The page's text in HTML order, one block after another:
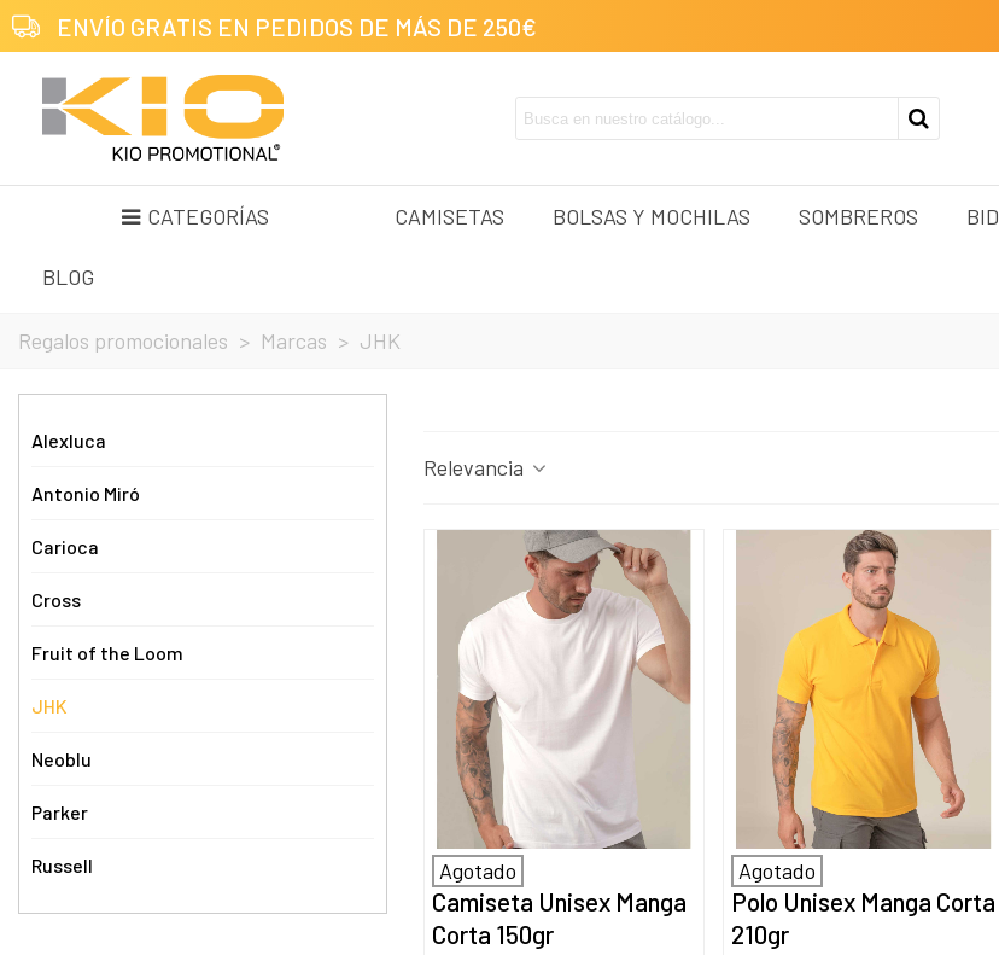
ENVÍO GRATIS EN PEDIDOS DE MÁS DE 250€
CATEGORÍAS CAMISETAS BOLSAS Y MOCHILAS SOMBREROS
BLOG
Regalos promocionales > Marcas > JHK
Alexluca
Antonio Miró
Carioca
Cross
Fruit of the Loom
JHK
Neoblu
Parker
Russell
Relevancia
Agotado
Camiseta Unisex Manga
Corta 150gr
Agotado
Polo Unisex Manga Corta
210gr